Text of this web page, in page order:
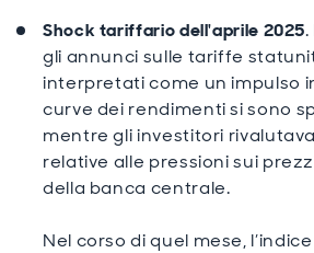
Shock tariffario dell'aprile 2025
gli annunci sulle tariffe
interpretati come un impulso
curve dei rendimenti si sono
mentre gli investitori
relative alle pressioni sui
della banca centrale.
Nel corso di quel mese,